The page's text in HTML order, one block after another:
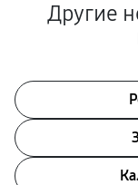
Другие